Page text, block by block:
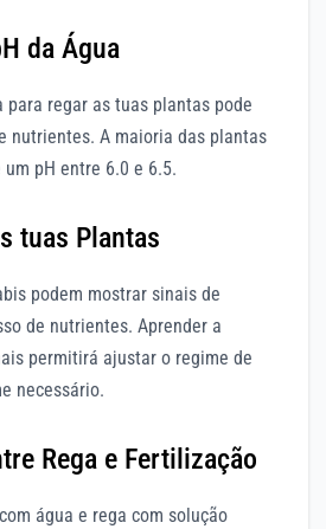
da Água
para regar as tuas plantas pode
nutrientes. A maioria das plantas
pH entre 6.0 e 6.5.
tuas Plantas
podem mostrar sinais de
de nutrientes. Aprender a
permitirá ajustar o regime de
necessário.
Rega e Fertilização
água e rega com solução